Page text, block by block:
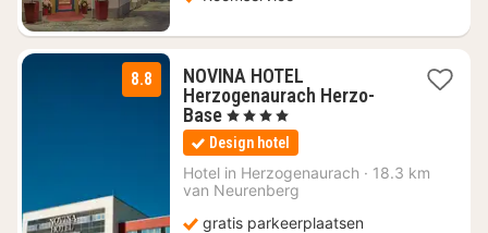
8.8
NOVINA HOTEL
Herzogenaurach Herzo-
Base1
nacht
vanaf
€
99
, 4 Sterren
Design hotel
Hotel in Herzogenaurach · 18.3 km
van Neurenberg
gratis parkeerplaatsen